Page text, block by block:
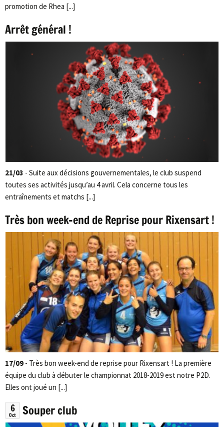
promotion de Rhea [...]
Arrêt général !
21/03 - Suite aux décisions gouvernementales, le club suspend
toutes ses activités jusqu’au 4 avril. Cela concerne tous les
entraînements et matchs [...]
Très bon week-end de Reprise pour Rixensart !
17/09 - Très bon week-end de reprise pour Rixensart ! La première
équipe du club à débuter le championnat 2018-2019 est notre P2D.
Elles ont joué un [...]
6
Oct Souper club